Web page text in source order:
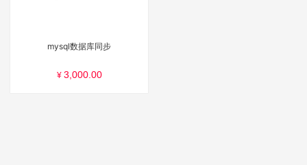
mysql数据库同步
¥ 3,000.00